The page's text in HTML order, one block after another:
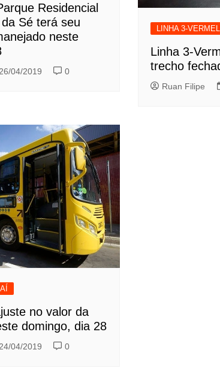
Residencial
Sé terá seu
neste
26/04/2019 0
LINHA 3-
Linha 3-
trecho
Ruan Filipe
no valor da
domingo, dia 28
04/2019 0